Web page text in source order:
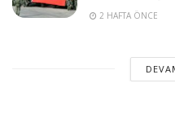
2 HAFTA ÖNCE